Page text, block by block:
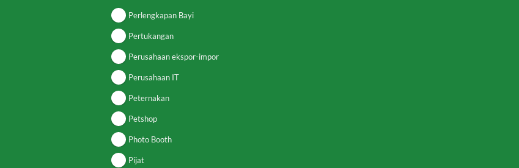
Perlengkapan Bayi
Pertukangan
Perusahaan ekspor-impor
Perusahaan IT
Peternakan
Petshop
Photo Booth
Pijat